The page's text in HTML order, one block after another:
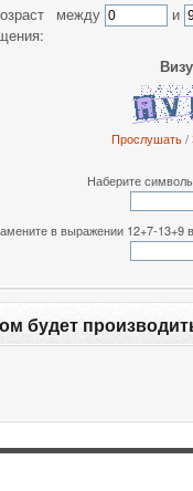
между и
Прослушать/
Наберите
в выражении 12+7-13+9
будет